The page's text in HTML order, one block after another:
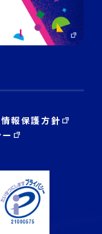
報保護方針